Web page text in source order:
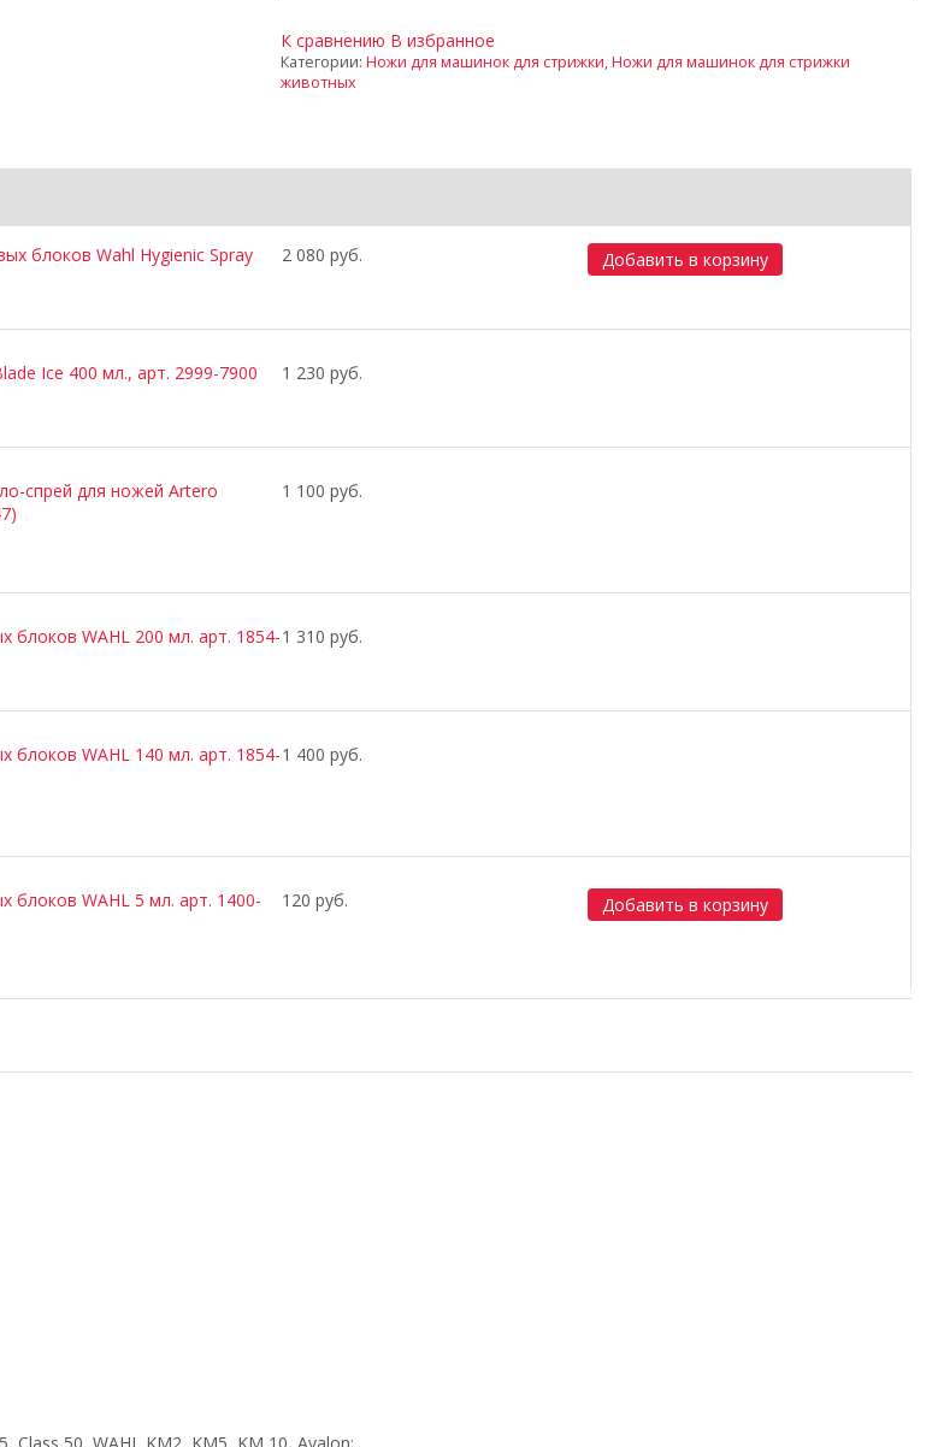
К сравнению В избранное
Категории: Ножи для машинок для стрижки,Ножи для машинок для стрижки
животных
блоков Wahl Hygienic Spray
2 080 руб.
Ice 400 мл., арт. 2999-7900
1 230 руб.
спрей для ножей Artero
1 100 руб.
WAHL 200 мл. арт. 1854-1 310 руб.
WAHL 140 мл. арт. 1854-1 400 руб.
WAHL 5 мл. арт. 1400-
120 руб.